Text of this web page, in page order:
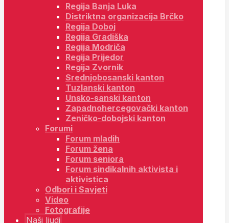
Regija Banja Luka
Distriktna organizacija Brčko
Regija Doboj
Regija Gradiška
Regija Modriča
Regija Prijedor
Regija Zvornik
Srednjobosanski kanton
Tuzlanski kanton
Unsko-sanski kanton
Zapadnohercegovački kanton
Zeničko-dobojski kanton
Forumi
Forum mladih
Forum žena
Forum seniora
Forum sindikalnih aktivista i
aktivistica
Odbori i Savjeti
Video
Fotografije
Naši ljudi